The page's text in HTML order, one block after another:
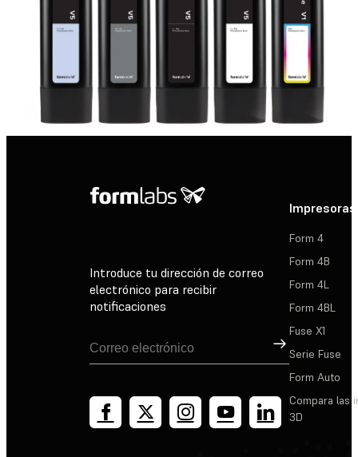
Introduce tu dirección de correo
electrónico para recibir
notificaciones
Suscribirse
Impresoras
Form 4
Form 4B
Form 4L
Form 4BL
Fuse X1
Serie Fuse
Form Auto
Compara las
3D